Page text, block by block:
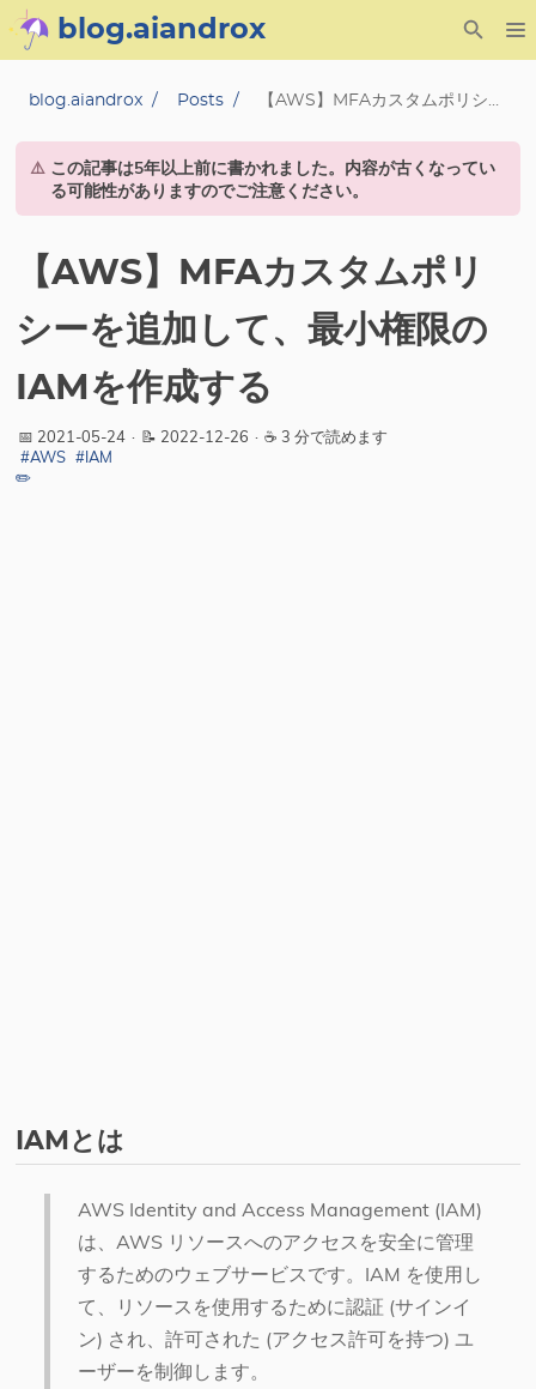
blog.aiandrox
About
Category
Tag
Series
blog.aiandrox Posts 【AWS】MFAカスタムポリシーを追加して、最小権限のIAMを作成する
⚠️ この記事は5年以上前に書かれました。内容が古くなってい
る可能性がありますのでご注意ください。
【AWS】MFAカスタムポリ
シーを追加して、最小権限の
IAMを作成する
📅 2021-05-24 · 📝 2022-12-26 · ☕ 3 分で読めます
#AWS #IAM
✏️
IAMとは
AWS Identity and Access Management (IAM)
は、AWS リソースへのアクセスを安全に管理
するためのウェブサービスです。IAM を使用し
て、リソースを使用するために認証 (サインイ
ン) され、許可された (アクセス許可を持つ) ユ
ーザーを制御します。